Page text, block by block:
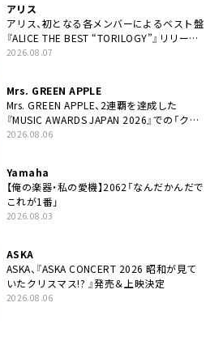
アリス
アリス、初となる各メンバーによるベスト盤
『ALICE THE BEST “TORILOGY”』リリース
決定
2026.08.07
Mrs. GREEN APPLE
Mrs. GREEN APPLE、2連覇を達成した
『MUSIC AWARDS JAPAN 2026』での「クス
シキ」ライブパフォーマンスをYouTube公開
2026.08.06
Yamaha
【俺の楽器・私の愛機】2062「なんだかんだで
これが1番」
2026.08.03
ASKA
ASKA、『ASKA CONCERT 2026 昭和が見て
いたクリスマス!? 』発売＆上映決定
2026.08.06